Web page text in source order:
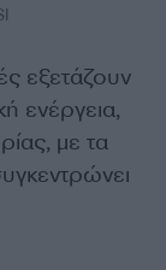
εξετάζουν
ενέργεια,
με τα